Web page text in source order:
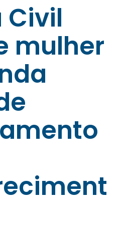
Civil
mulher